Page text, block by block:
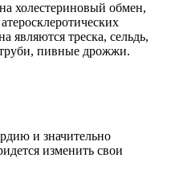
холестериновый обмен,
являются треска, сельдь,
пивные дрожжи.
и значительно
изменить свои